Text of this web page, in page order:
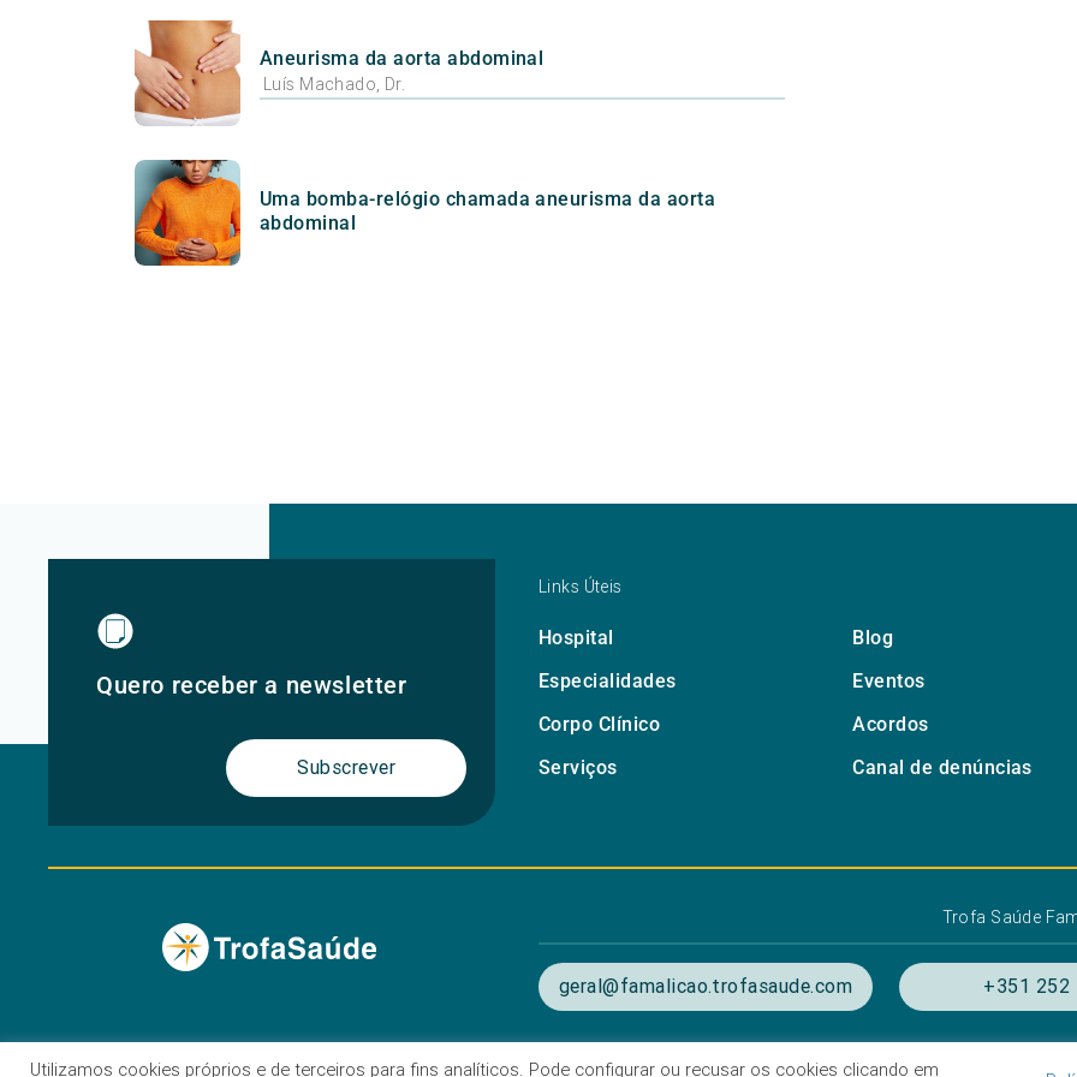
Aneurisma da aorta abdominal
Luís Machado, Dr.
Uma bomba-relógio chamada aneurisma da aorta
abdominal
Quero receber a newsletter
Subscrever
Links Úteis
Hospital Blog
Especialidades
Eventos
Corpo Clínico
Acordos
Serviços
Canal de denúncias
Trofa Saúde
geral@famalicao.trofasaude.com +351 252
Utilizamos cookies próprios e de terceiros para fins analíticos. Pode configurar ou recusar os cookies clicando em